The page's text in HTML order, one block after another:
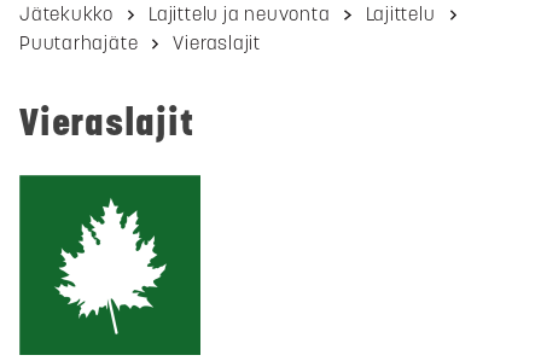
Jätekukko Lajittelu ja neuvonta
Lajittelu
Puutarhajäte
Vieraslajit
Vieraslajit